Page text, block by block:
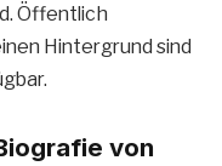
Öffentlich
Hintergrund sind
von